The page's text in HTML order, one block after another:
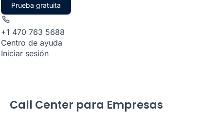
Prueba gratuita
+1 470 763 5688
Centro de ayuda
Iniciar sesión
Call Center para Empresas